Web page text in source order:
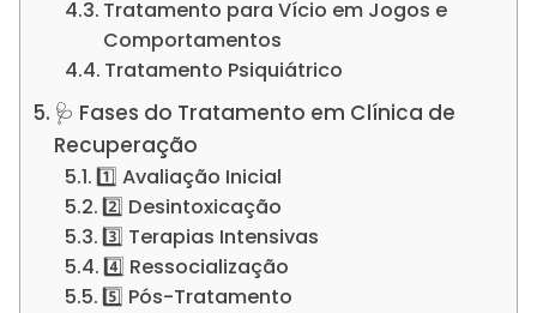
Tratamento para Vício em Jogos e
Comportamentos
Tratamento Psiquiátrico
🩺 Fases do Tratamento em Clínica de
Recuperação
1️⃣ Avaliação Inicial
2️⃣ Desintoxicação
3️⃣ Terapias Intensivas
4️⃣ Ressocialização
5️⃣ Pós-Tratamento